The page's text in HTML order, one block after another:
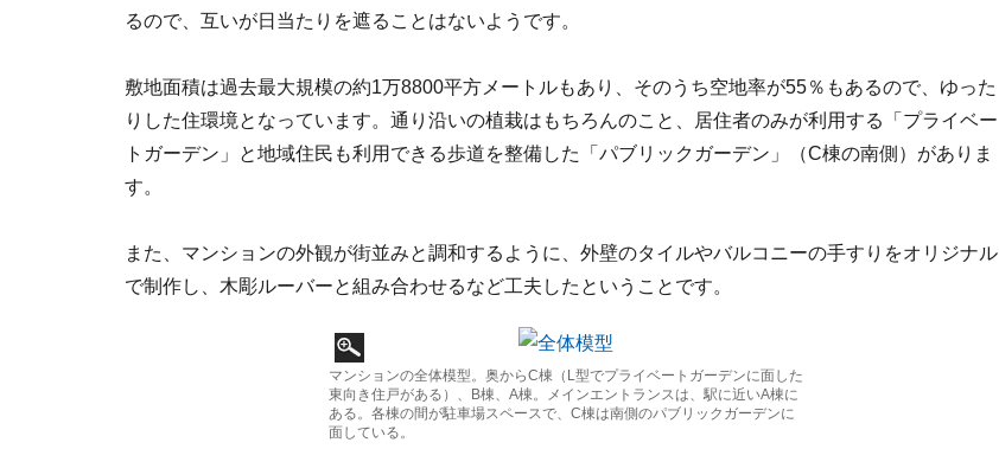
るので、互いが日当たりを遮ることはないようです。
敷地面積は過去最大規模の約1万8800平方メートルもあり、そのうち空地率が55％もあるので、ゆった
りした住環境となっています。通り沿いの植栽はもちろんのこと、居住者のみが利用する「プライベー
トガーデン」と地域住民も利用できる歩道を整備した「パブリックガーデン」（C棟の南側）がありま
す。
また、マンションの外観が街並みと調和するように、外壁のタイルやバルコニーの手すりをオリジナル
で制作し、木彫ルーバーと組み合わせるなど工夫したということです。
マンションの全体模型。奥からC棟（L型でプライベートガーデンに面した
東向き住戸がある）、B棟、A棟。メインエントランスは、駅に近いA棟に
ある。各棟の間が駐車場スペースで、C棟は南側のパブリックガーデンに
面している。